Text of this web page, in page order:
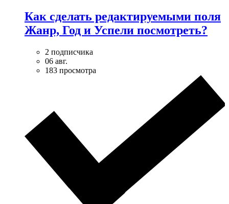
Как сделать редактируемыми поля
Жанр, Год и Успели посмотреть?
2 подписчика
06 авг.
183 просмотра